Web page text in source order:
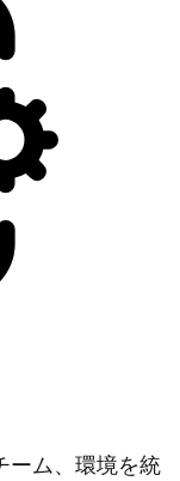
ーム、環境を統